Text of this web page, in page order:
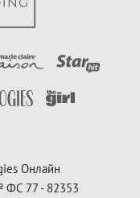
Онлайн
ФС 77 - 82353